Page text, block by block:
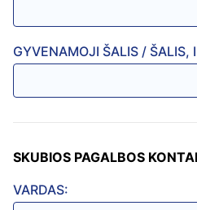
GYVENAMOJI ŠALIS / ŠALIS,
SKUBIOS PAGALBOS
VARDAS: